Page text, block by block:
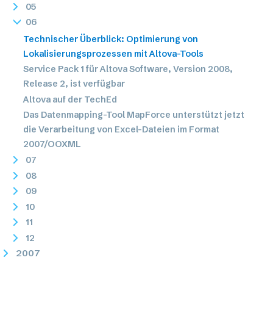
05
06
Technischer Überblick: Optimierung von
Lokalisierungsprozessen mit Altova-Tools
Service Pack 1 für Altova Software, Version 2008,
Release 2, ist verfügbar
Altova auf der TechEd
Das Datenmapping-Tool MapForce unterstützt jetzt
die Verarbeitung von Excel-Dateien im Format
2007/OOXML
07
08
09
10
11
12
2007